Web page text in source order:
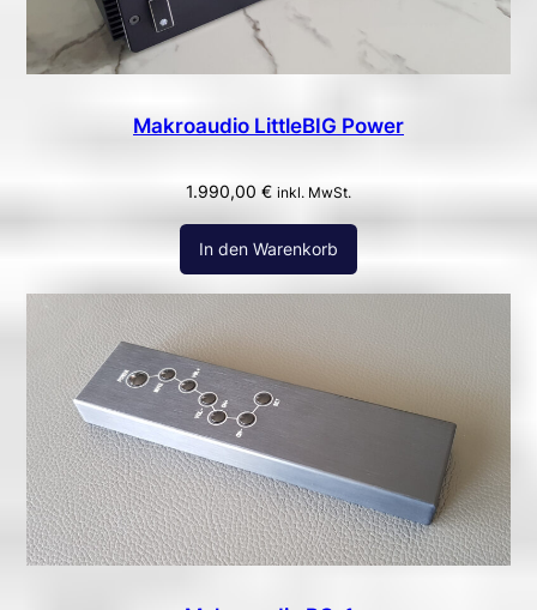
Makroaudio LittleBIG Power
1.990,00 € inkl. MwSt.
In den Warenkorb